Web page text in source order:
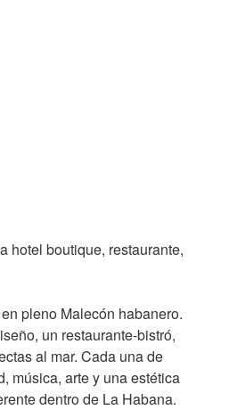
hotel boutique, restaurante,
pleno Malecón habanero.
un restaurante-bistró,
al mar. Cada una de
música, arte y una estética
dentro de La Habana.